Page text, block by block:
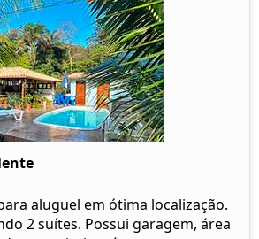
aluguel em ótima localização.
2 suítes. Possui garagem, área